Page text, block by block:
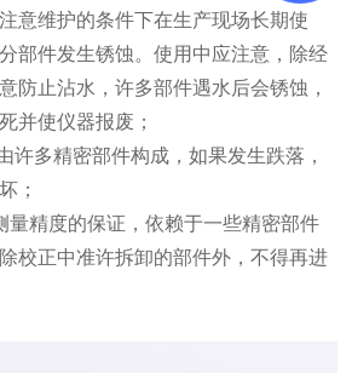
意维护的条件下在生产现场长期使
部件发生锈蚀。使用中应注意，除经
防止沾水，许多部件遇水后会锈蚀，
并使仪器报废；
许多精密部件构成，如果发生跌落，
；
量精度的保证，依赖于一些精密部件
校正中准许拆卸的部件外，不得再进